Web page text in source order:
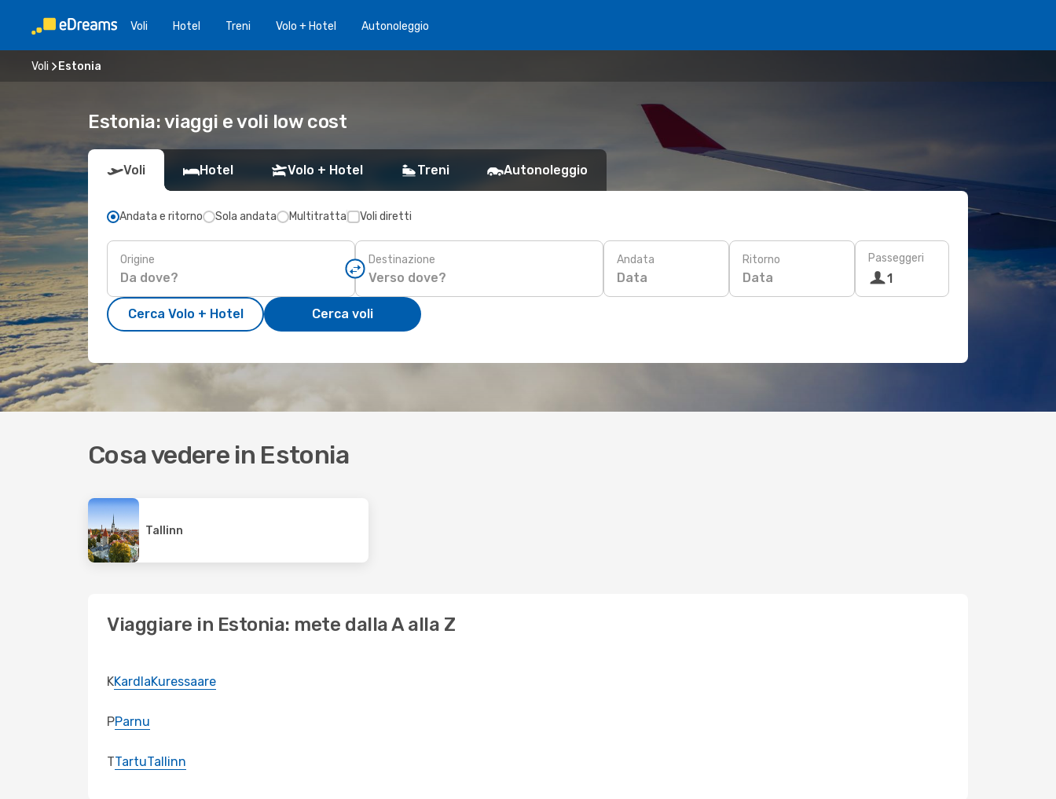
Voli Hotel Treni Volo + Hotel Autonoleggio
Voli Estonia
Estonia: viaggi e voli low cost
Voli Hotel Volo + Hotel Treni Autonoleggio
Andata e ritorno Sola andata Multitratta Voli diretti
Origine Destinazione Andata
Data
Ritorno
Data
Passeggeri
1
Cerca Volo + Hotel Cerca voli
Cosa vedere in Estonia
Tallinn
Viaggiare in Estonia: mete dalla A alla Z
KKardlaKuressaare
PParnu
TTartuTallinn